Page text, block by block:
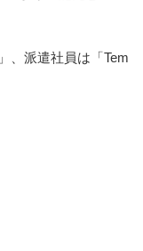
、派遣社員は「Tem